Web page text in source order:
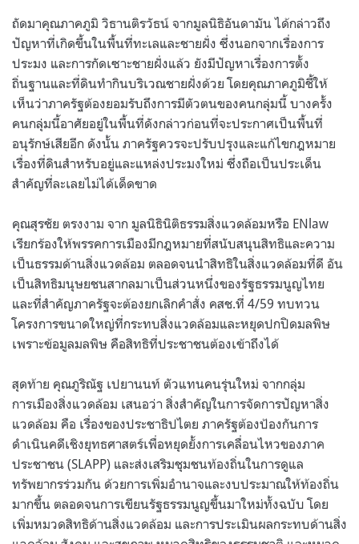
ถัดมาคุณภาคภูมิ วิธานติรวัธน์ จากมูลนิธิอันดามัน ได้กล่าวถึง
ปัญหาที่เกิดขึ้นในพื้นที่ทะเลและชายฝั่ง ซึ่งนอกจากเรื่องการ
ประมง และการกัดเซาะชายฝั่งแล้ว ยังมีปัญหาเรื่องการตั้ง
ถิ่นฐานและที่ดินทำกินบริเวณชายฝั่งด้วย โดยคุณภาคภูมิชี้ให้
เห็นว่าภาครัฐต้องยอมรับถึงการมีตัวตนของคนกลุ่มนี้ บางครั้ง
คนกลุ่มนี้อาศัยอยู่ในพื้นที่ดังกล่าวก่อนที่จะประกาศเป็นพื้นที่
อนุรักษ์เสียอีก ดังนั้น ภาครัฐควรจะปรับปรุงและแก้ไขกฎหมาย
เรื่องที่ดินสำหรับอยู่และแหล่งประมงใหม่ ซึ่งถือเป็นประเด็น
สำคัญที่ละเลยไม่ได้เด็ดขาด
คุณสุรชัย ตรงงาม จาก มูลนิธินิติธรรมสิ่งแวดล้อมหรือ ENlaw
เรียกร้องให้พรรคการเมืองมีกฎหมายที่สนับสนุนสิทธิและความ
เป็นธรรมด้านสิ่งแวดล้อม ตลอดจนนำสิทธิในสิ่งแวดล้อมที่ดี อัน
เป็นสิทธิมนุษยชนสากลมาเป็นส่วนหนึ่งของรัฐธรรมนูญไทย
และที่สำคัญภาครัฐจะต้องยกเลิกคำสั่ง คสช.ที่ 4/59 ทบทวน
โครงการขนาดใหญ่ที่กระทบสิ่งแวดล้อมและหยุดปกปิดมลพิษ
เพราะข้อมูลมลพิษ คือสิทธิที่ประชาชนต้องเข้าถึงได้
สุดท้าย คุณภูริณัฐ เปยานนท์ ตัวแทนคนรุ่นใหม่ จากกลุ่ม
การเมืองสิ่งแวดล้อม เสนอว่า สิ่งสำคัญในการจัดการปัญหาสิ่ง
แวดล้อม คือ เรื่องของประชาธิปไตย ภาครัฐต้องป้องกันการ
ดำเนินคดีเชิงยุทธศาสตร์เพื่อหยุดยั้งการเคลื่อนไหวของภาค
ประชาชน (SLAPP) และส่งเสริมชุมชนท้องถิ่นในการดูแล
ทรัพยากรร่วมกัน ด้วยการเพิ่มอำนาจและงบประมาณให้ท้องถิ่น
มากขึ้น ตลอดจนการเขียนรัฐธรรมนูญขึ้นมาใหม่ทั้งฉบับ โดย
เพิ่มหมวดสิทธิด้านสิ่งแวดล้อม และการประเมินผลกระทบด้านสิ่ง